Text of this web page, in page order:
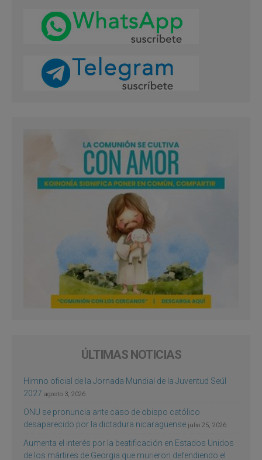
ÚLTIMAS NOTICIAS
Himno oficial de la Jornada Mundial de la Juventud Seúl
2027 agosto 3, 2026
ONU se pronuncia ante caso de obispo católico
desaparecido por la dictadura nicaragüense julio 25, 2026
Aumenta el interés por la beatificación en Estados Unidos
de los mártires de Georgia que murieron defendiendo el